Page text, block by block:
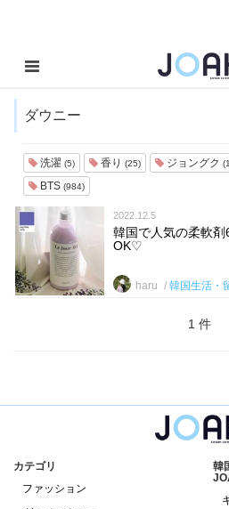
ダウニー
洗濯 (5) 香り (25) ジョングク
BTS (984)
2022.12.5
韓国で人気の柔軟
OK♡
haru 韓国生活・
1 件
カテゴリ
ファッション
韓